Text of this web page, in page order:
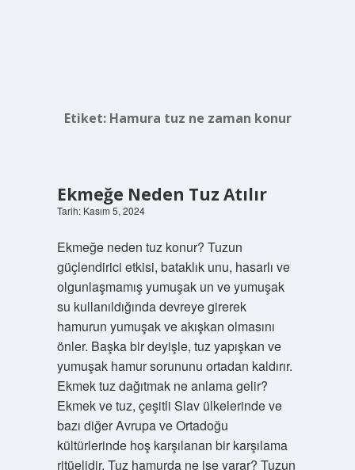
Etiket: Hamura tuz ne zaman konur
Ekmeğe Neden Tuz Atılır
Tarih: Kasım 5, 2024
Ekmeğe neden tuz konur? Tuzun
güçlendirici etkisi, bataklık unu, hasarlı ve
olgunlaşmamış yumuşak un ve yumuşak
su kullanıldığında devreye girerek
hamurun yumuşak ve akışkan olmasını
önler. Başka bir deyişle, tuz yapışkan ve
yumuşak hamur sorununu ortadan kaldırır.
Ekmek tuz dağıtmak ne anlama gelir?
Ekmek ve tuz, çeşitli Slav ülkelerinde ve
bazı diğer Avrupa ve Ortadoğu
kültürlerinde hoş karşılanan bir karşılama
ritüelidir. Tuz hamurda ne işe yarar? Tuzun